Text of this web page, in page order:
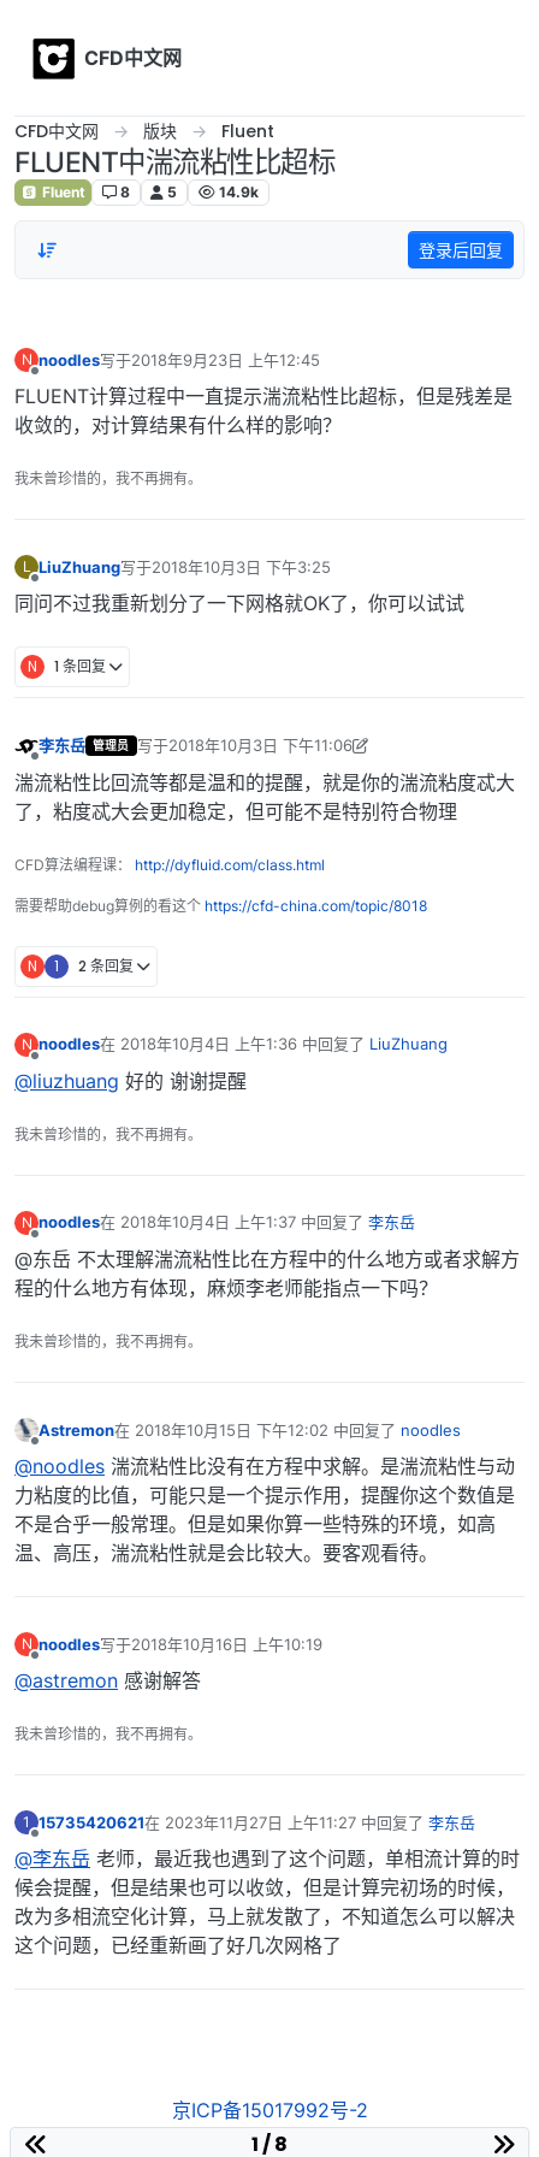
CFD中文网
CFD中文网 版块 Fluent
FLUENT中湍流粘性比超标
Fluent 8 5 14.9k
登录后回复
N noodles写于2018年9月23日 上午12:45
最后由 编辑
FLUENT计算过程中一直提示湍流粘性比超标，但是残差是
收敛的，对计算结果有什么样的影响？
我未曾珍惜的，我不再拥有。
L
离线
LiuZhuang写于2018年10月3日 下午3:25
最后由 编辑
同问不过我重新划分了一下网格就OK了，你可以试试
N 1 条回复
李东岳 管理员 写于2018年10月3日 下午11:06
最后由 李东岳 编辑2018年10月4日 上午7:07
湍流粘性比回流等都是温和的提醒，就是你的湍流粘度忒大
了，粘度忒大会更加稳定，但可能不是特别符合物理
CFD算法编程课： http://dyfluid.com/class.html
需要帮助debug算例的看这个 https://cfd-china.com/topic/8018
N 1 2 条回复
N noodles在 2018年10月4日 上午1:36 中回复了 LiuZhuang
最后由 编辑
@liuzhuang 好的 谢谢提醒
我未曾珍惜的，我不再拥有。
N noodles在 2018年10月4日 上午1:37 中回复了 李东岳
最后由 编辑
@东岳 不太理解湍流粘性比在方程中的什么地方或者求解方
程的什么地方有体现，麻烦李老师能指点一下吗？
我未曾珍惜的，我不再拥有。
Astremon在 2018年10月15日 下午12:02 中回复了 noodles
最后由 编辑
@noodles 湍流粘性比没有在方程中求解。是湍流粘性与动
力粘度的比值，可能只是一个提示作用，提醒你这个数值是
不是合乎一般常理。但是如果你算一些特殊的环境，如高
温、高压，湍流粘性就是会比较大。要客观看待。
N noodles写于2018年10月16日 上午10:19
最后由 编辑
@astremon 感谢解答
我未曾珍惜的，我不再拥有。
1
离线
15735420621在 2023年11月27日 上午11:27 中回复了 李东岳
最后由 编辑
@李东岳 老师，最近我也遇到了这个问题，单相流计算的时
候会提醒，但是结果也可以收敛，但是计算完初场的时候，
改为多相流空化计算，马上就发散了，不知道怎么可以解决
这个问题，已经重新画了好几次网格了
京ICP备15017992号-2
1 / 8